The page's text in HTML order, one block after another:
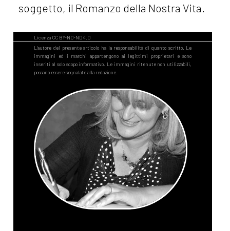
soggetto, il Romanzo della Nostra Vita.